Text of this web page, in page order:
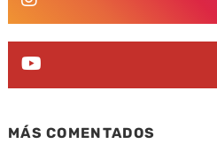
MÁS COMENTADOS